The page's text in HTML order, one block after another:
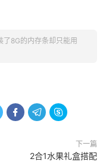
了8G的内存条却只能用
  
下一篇
2合1水果礼盒搭配